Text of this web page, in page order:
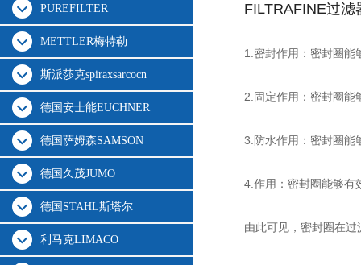
PUREFILTER
METTLER梅特勒
斯派莎克spiraxsarcocn
德国安士能EUCHNER
德国萨姆森SAMSON
德国久茂JUMO
德国STAHL斯塔尔
利马克LIMACO
FILTRAFINE过滤
1.密封作用：密封圈能
2.固定作用：密封圈能
3.防水作用：密封圈能
4.作用：密封圈能够有
由此可见，密封圈在